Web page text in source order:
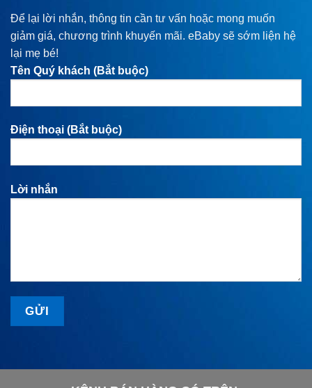
Để lại lời nhắn, thông tin cần tư vấn hoặc mong muốn
giảm giá, chương trình khuyến mãi. eBaby sẽ sớm liện hệ
lại mẹ bé!
Tên Quý khách (Bắt buộc)
Điện thoại (Bắt buộc)
Lời nhắn